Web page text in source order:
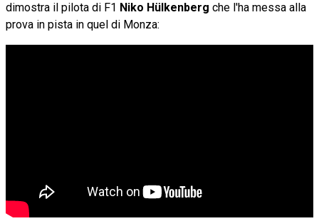
dimostra il pilota di F1 Niko Hülkenberg che l'ha messa alla
prova in pista in quel di Monza: